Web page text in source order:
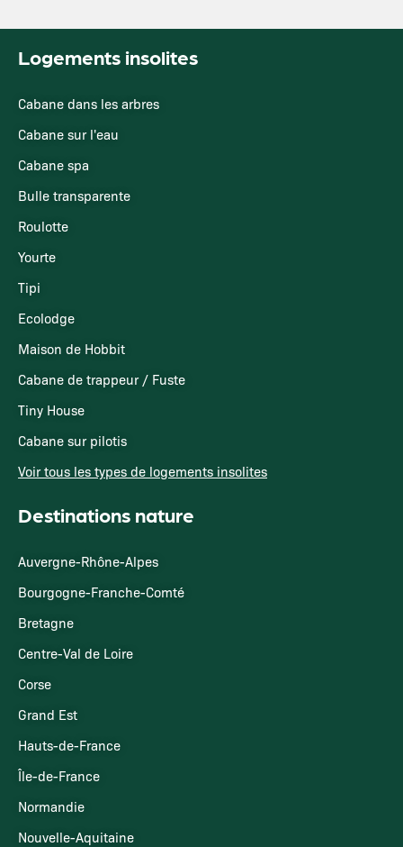
Logements insolites
Cabane dans les arbres
Cabane sur l'eau
Cabane spa
Bulle transparente
Roulotte
Yourte
Tipi
Ecolodge
Maison de Hobbit
Cabane de trappeur / Fuste
Tiny House
Cabane sur pilotis
Voir tous les types de logements insolites
Destinations nature
Auvergne-Rhône-Alpes
Bourgogne-Franche-Comté
Bretagne
Centre-Val de Loire
Corse
Grand Est
Hauts-de-France
Île-de-France
Normandie
Nouvelle-Aquitaine